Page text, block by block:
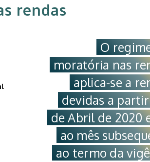
rendas
O
moratória nas
aplica-se a
devidas a partir
de Abril de 2020
ao mês
ao termo da